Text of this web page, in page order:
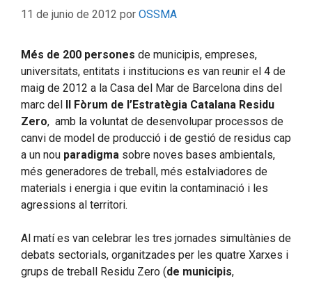
11 de junio de 2012 por OSSMA
Més de 200 persones de municipis, empreses,
universitats, entitats i institucions es van reunir el 4 de
maig de 2012 a la Casa del Mar de Barcelona dins del
marc del II Fòrum de l’Estratègia Catalana Residu
Zero, amb la voluntat de desenvolupar processos de
canvi de model de producció i de gestió de residus cap
a un nou paradigma sobre noves bases ambientals,
més generadores de treball, més estalviadores de
materials i energia i que evitin la contaminació i les
agressions al territori.
Al matí es van celebrar les tres jornades simultànies de
debats sectorials, organitzades per les quatre Xarxes i
grups de treball Residu Zero (de municipis,